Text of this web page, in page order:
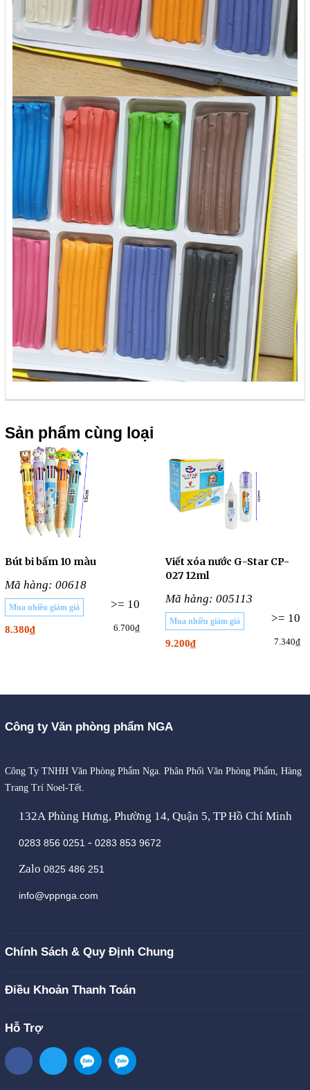
Sản phẩm cùng loại
Bút bi bấm 10 màu
Mã hàng: 00618
>= 10
Mua nhiều giảm giá
8.380₫ 6.700₫
Viết xóa nước G-Star CP-
027 12ml
Mã hàng: 005113
Mua nhiều giảm giá >= 10
9.200₫ 7.340₫
Công ty Văn phòng phẩm NGA
Công Ty TNHH Văn Phòng Phẩm Nga. Phân Phối Văn Phòng Phẩm, Hàng
Trang Trí Noel-Tết.
132A Phùng Hưng, Phường 14, Quận 5, TP Hồ Chí Minh
0283 856 0251 - 0283 853 9672
Zalo 0825 486 251
info@vppnga.com
Chính Sách & Quy Định Chung
Điều Khoản Thanh Toán
Hỗ Trợ